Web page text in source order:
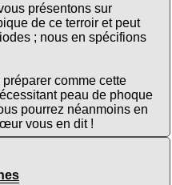
présentons sur
de ce terroir et peut
; nous en spécifions
comme cette
peau de phoque
pourrez néanmoins en
vous en dit !